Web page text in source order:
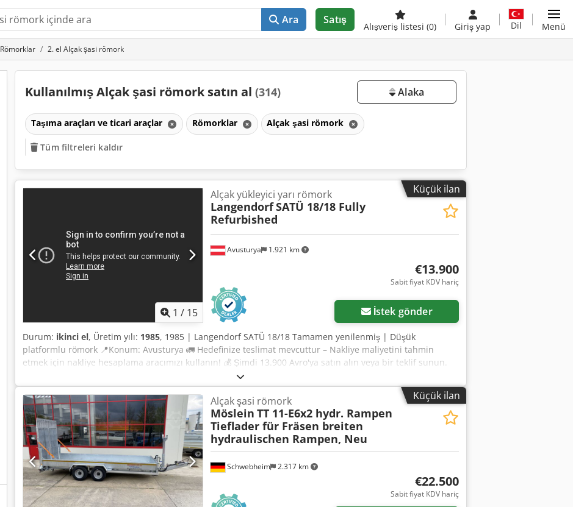
Ara Satış
Alışveriş listesi (0) Giriş yap Dil Menü
Römorklar 2. el Alçak şasi römork
Kullanılmış Alçak şasi römork satın al (314) Alaka
Taşıma araçları ve ticari araçlar Römorklar Alçak şasi römork
Tüm filtreleri kaldır
Küçük ilan
1 / 15
Avusturya 1.921 km
Alçak yükleyici yarı römork
LangendorfSATÜ 18/18 Fully
Refurbished
€13.900
Sabit fiyat KDV hariç
İstek gönder
Durum: ikinci el, Üretim yılı: 1985, 1985 | Langendorf SATÜ 18/18 Tamamen yenilenmiş | Düşük
platformlu römork 📍Konum: Avusturya 🚛 Hedefinize teslimat mevcuttur – Nakliye maliyetini tahmin
etmek için nakliye hesaplama aracımızı kullanın! 💰 Şimdi 13.900 Avro'ya satın alın veya bir teklif sunun.
Uygun bir ücret karşılığında teslimatta ödeme imkanı mevcuttur (onaya tabidir)* 👷‍♂️ Bağımsız bir uzman
tarafından incelenmiştir 12 kontrol noktası, 9'u onaylandı ✅, 3'ü eksik ℹ️, 0 gider ⚠️ 📌 Müfettişin yorumu:
Yakın zamanda yenilenmiş, onarımdan sonra kullanılmamış. 📄 Tam inceleme raporunu, ek fotoğrafları
veya bir videoyu görmek ister misiniz? İpucu: Daha fazla ayrıntı bulmak için çevrimiçi arama yaparken
"39629 Equippo" referansı yaygın olarak kullanılmaktadır. 💡 Bu makinenin ve hizmetimizin neden öne
çıktığı: ✔ Profesyoneller tarafından kapsamlı inceleme ✔ Şantiyeye teslimat imkanı ✔ Para iade garantisi
✔ Güvenli ve esnek ödeme seçenekleri 🔄 Diğer ekipman seçeneklerini değerlendiriyor musunuz? Tüm
ekipman sahipleri ve operatörleri için faydalı araçlar ve kaynaklar sunuyoruz; bunlar platformumuzda
kolayca erişilebilir. Dedpfxezrltwo Apbsck
Küçük ilan
Schwebheim 2.317 km
Alçak şasi römork
Möslein TT 11-E6x2 hydr. Rampen
Tieflader für Fräsen breiten
hydraulischen Rampen, Neu
€22.500
Sabit fiyat KDV hariç